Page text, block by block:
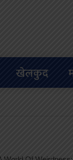
खेलकुद